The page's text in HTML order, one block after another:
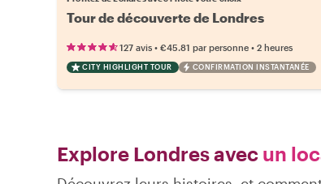
Tour de découverte de Londres
127 avis • €45.81 par personne • 2 heures
CITY HIGHLIGHT TOUR CONFIRMATION INSTANTANÉE
Explore Londres avec un